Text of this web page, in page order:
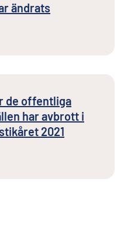
ändrats
de offentliga
har avbrott i
2021